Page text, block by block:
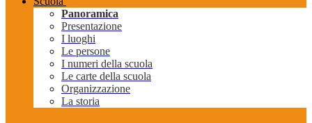
Panoramica
Presentazione
I luoghi
Le persone
I numeri della scuola
Le carte della scuola
Organizzazione
La storia